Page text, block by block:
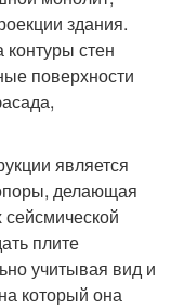
здания.
стен
поверхности
является
делающая
плите
учитывая вид и
который она